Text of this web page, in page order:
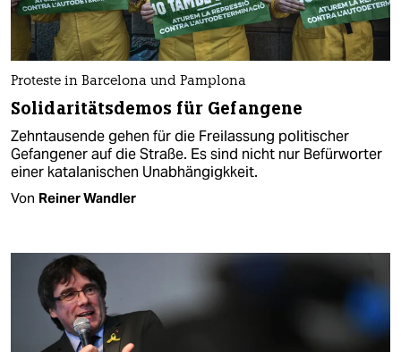
Proteste in Barcelona und Pamplona
Solidaritätsdemos für Gefangene
Zehntausende gehen für die Freilassung politischer
Gefangener auf die Straße. Es sind nicht nur Befürworter
einer katalanischen Unabhängigkkeit.
Von Reiner Wandler